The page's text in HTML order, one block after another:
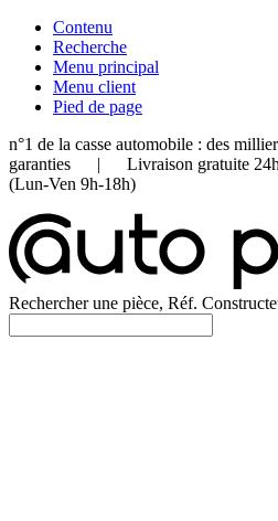
Contenu
Recherche
Menu principal
Menu client
Pied de page
n°1 de la casse automobile : des
garanties | Livraison gratuite
(Lun-Ven 9h-18h)
Rechercher une pièce, Réf.